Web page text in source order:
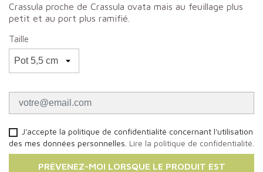
Crassula proche de Crassula ovata mais au feuillage plus
petit et au port plus ramifié.
Taille
J'accepte la politique de confidentialité concernant l'utilisation
des mes données personnelles. Lire la politique de confidentialité
PRÉVENEZ-MOI LORSQUE LE PRODUIT EST